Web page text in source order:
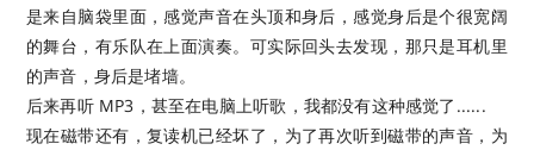
是来自脑袋里面，感觉声音在头顶和身后，感觉身后是个很宽阔
的舞台，有乐队在上面演奏。可实际回头去发现，那只是耳机里
的声音，身后是堵墙。
后来再听 MP3，甚至在电脑上听歌，我都没有这种感觉了......
现在磁带还有，复读机已经坏了，为了再次听到磁带的声音，为